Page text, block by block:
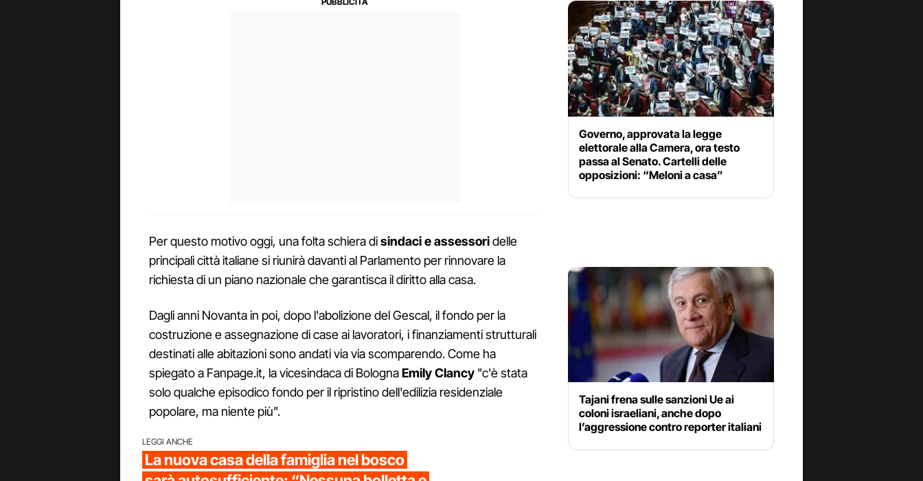
Per questo motivo oggi, una folta schiera disindaci e assessoridelle
principali città italiane si riunirà davanti al Parlamento per rinnovare la
richiesta di un piano nazionale che garantisca il diritto alla casa.
Dagli anni Novanta in poi, dopo l'abolizione del Gescal, il fondo per la
costruzione e assegnazione di case ai lavoratori, i finanziamenti strutturali
destinati alle abitazioni sono andati via via scomparendo. Come ha
spiegato a Fanpage.it, la vicesindaca di BolognaEmily Clancy "c'è stata
solo qualche episodico fondo per il ripristino dell'edilizia residenziale
popolare, ma niente più".
LEGGI ANCHE
La nuova casa della famiglia nel bosco
Governo, approvata la legge
elettorale alla Camera, ora testo
passa al Senato. Cartelli delle
opposizioni: “Meloni a casa”
Tajani frena sulle sanzioni Ue ai
coloni israeliani, anche dopo
l’aggressione contro reporter italiani